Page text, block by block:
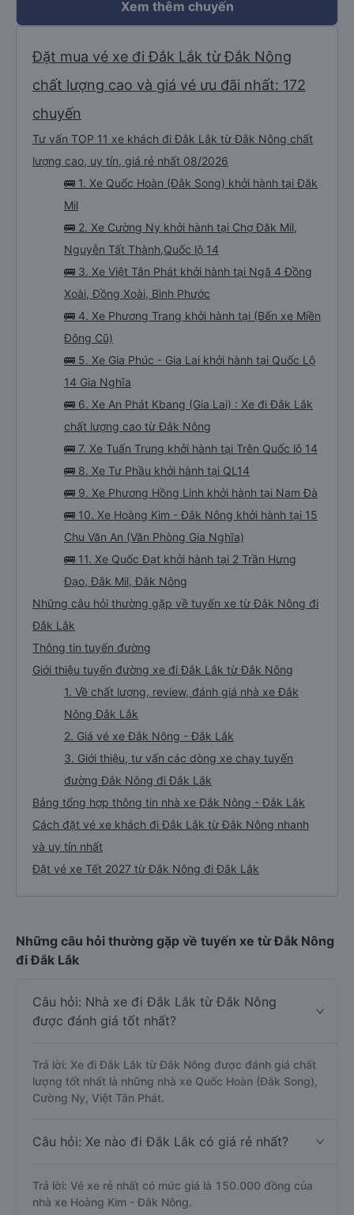
Xem thêm chuyến
Đặt mua vé xe đi Đắk Lắk từ Đắk Nông
chất lượng cao và giá vé ưu đãi nhất: 172
chuyến
Tư vấn TOP 11 xe khách đi Đắk Lắk từ Đắk Nông chất
lượng cao, uy tín, giá rẻ nhất 08/2026
🚌 1. Xe Quốc Hoàn (Đắk Song) khởi hành tại Đăk
Mil
🚌 2. Xe Cường Ny khởi hành tại Chợ Đăk Mil,
Nguyễn Tất Thành,Quốc lộ 14
🚌 3. Xe Việt Tân Phát khởi hành tại Ngã 4 Đồng
Xoài, Đồng Xoài, Bình Phước
🚌 4. Xe Phương Trang khởi hành tại (Bến xe Miền
Đông Cũ)
🚌 5. Xe Gia Phúc - Gia Lai khởi hành tại Quốc Lộ
14 Gia Nghĩa
🚌 6. Xe An Phát Kbang (Gia Lai) : Xe đi Đắk Lắk
chất lượng cao từ Đắk Nông
🚌 7. Xe Tuấn Trung khởi hành tại Trên Quốc lộ 14
🚌 8. Xe Tư Phầu khởi hành tại QL14
🚌 9. Xe Phương Hồng Linh khởi hành tại Nam Đà
🚌 10. Xe Hoàng Kim - Đắk Nông khởi hành tại 15
Chu Văn An (Văn Phòng Gia Nghĩa)
🚌 11. Xe Quốc Đạt khởi hành tại 2 Trần Hưng
Đạo, Đắk Mil, Đắk Nông
Những câu hỏi thường gặp về tuyến xe từ Đắk Nông đi
Đắk Lắk
Thông tin tuyến đường
Giới thiệu tuyến đường xe đi Đắk Lắk từ Đắk Nông
1. Về chất lượng, review, đánh giá nhà xe Đắk
Nông Đắk Lắk
2. Giá vé xe Đắk Nông - Đắk Lắk
3. Giới thiệu, tư vấn các dòng xe chạy tuyến
đường Đắk Nông đi Đắk Lắk
Bảng tổng hợp thông tin nhà xe Đắk Nông - Đắk Lắk
Cách đặt vé xe khách đi Đắk Lắk từ Đắk Nông nhanh
và uy tín nhất
Đặt vé xe Tết 2027 từ Đắk Nông đi Đắk Lắk
Những câu hỏi thường gặp về tuyến xe từ Đắk Nông
đi Đắk Lắk
Câu hỏi: Nhà xe đi Đắk Lắk từ Đắk Nông
được đánh giá tốt nhất?
Trả lời: Xe đi Đắk Lắk từ Đắk Nông được đánh giá chất
lượng tốt nhất là những nhà xe Quốc Hoàn (Đắk Song),
Cường Ny, Việt Tân Phát.
Câu hỏi: Xe nào đi Đắk Lắk có giá rẻ nhất?
Trả lời: Vé xe rẻ nhất có mức giá là 150.000 đồng của
nhà xe Hoàng Kim - Đắk Nông.